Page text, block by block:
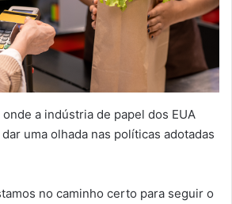
a indústria de papel dos EUA
uma olhada nas políticas adotadas
no caminho certo para seguir o